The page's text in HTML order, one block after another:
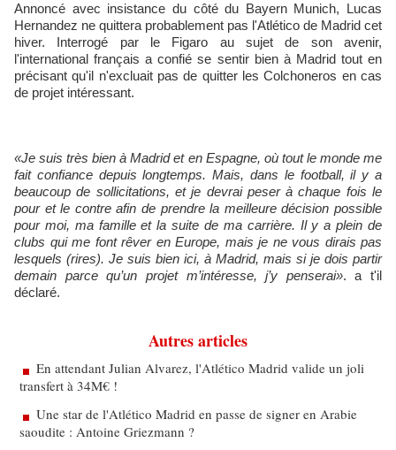
Annoncé avec insistance du côté du Bayern Munich, Lucas
Hernandez ne quittera probablement pas l'Atlético de Madrid cet
hiver. Interrogé par le Figaro au sujet de son avenir,
l'international français a confié se sentir bien à Madrid tout en
précisant qu'il n'excluait pas de quitter les Colchoneros en cas
de projet intéressant.
«Je suis très bien à Madrid et en ­Espagne, où tout le monde me
fait confiance depuis longtemps. Mais, dans le football, il y a
beaucoup de sollicitations, et je devrai peser à chaque fois le
pour et le contre afin de prendre la meilleure décision possible
pour moi, ma famille et la suite de ma carrière. Il y a plein de
clubs qui me font rêver en Europe, mais je ne vous dirais pas
lesquels (rires). Je suis bien ici, à Madrid, mais si je dois partir
demain parce qu’un projet m’intéresse, j’y penserai». a t'il
déclaré.
Autres articles
En attendant Julian Alvarez, l'Atlético Madrid valide un joli
transfert à 34M€ !
Une star de l'Atlético Madrid en passe de signer en Arabie
saoudite : Antoine Griezmann ?